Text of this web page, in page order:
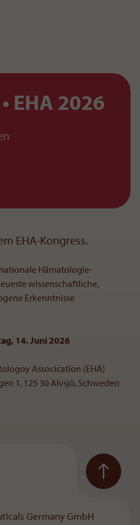
EHA 2026
EHA-Kongress.
Hämatologie-
wissenschaftliche,
Erkenntnisse
14. Juni 2026
Assocication (EHA)
1, 125 30 Alvsjö, Schweden
Germany GmbH